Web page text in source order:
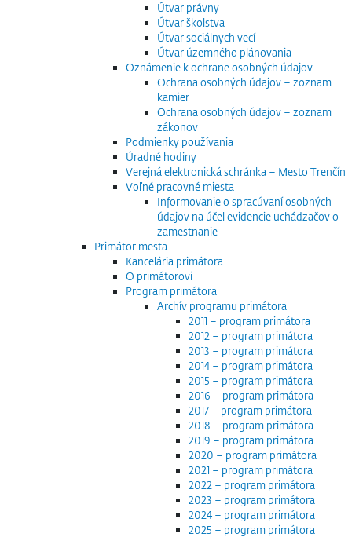
Útvar právny
Útvar školstva
Útvar sociálnych vecí
Útvar územného plánovania
Oznámenie k ochrane osobných údajov
Ochrana osobných údajov – zoznam
kamier
Ochrana osobných údajov – zoznam
zákonov
Podmienky používania
Úradné hodiny
Verejná elektronická schránka – Mesto Trenčín
Voľné pracovné miesta
Informovanie o spracúvaní osobných
údajov na účel evidencie uchádzačov o
zamestnanie
Primátor mesta
Kancelária primátora
O primátorovi
Program primátora
Archív programu primátora
2011 – program primátora
2012 – program primátora
2013 – program primátora
2014 – program primátora
2015 – program primátora
2016 – program primátora
2017 – program primátora
2018 – program primátora
2019 – program primátora
2020 – program primátora
2021 – program primátora
2022 – program primátora
2023 – program primátora
2024 – program primátora
2025 – program primátora